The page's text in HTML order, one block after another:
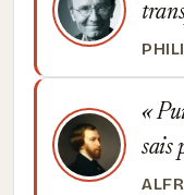
sais